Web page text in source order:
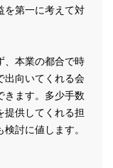
を第一に考えて対
、本業の都合で時
出向いてくれる会
きます。多少手数
提供してくれる担
討に値します。